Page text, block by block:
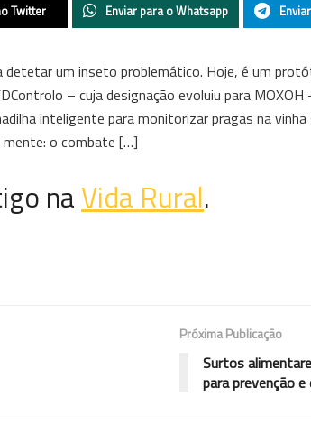
Twitter Enviar para o Whatsapp
detetar um inseto problemático. Hoje, é um
– cuja designação evoluiu para
inteligente para monitorizar pragas na
o combate […]
naVida Rural.
Próxima Publicação
Surtos
para prevenção